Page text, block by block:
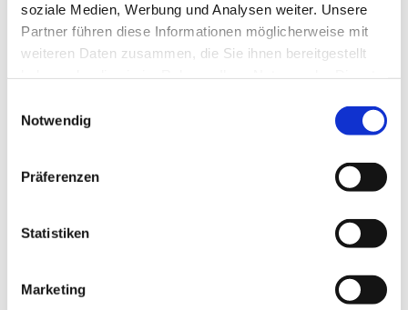
soziale Medien, Werbung und Analysen weiter. Unsere
Partner führen diese Informationen möglicherweise mit
weiteren Daten zusammen, die Sie ihnen bereitgestellt
Notwendig
Präferenzen
Statistiken
Marketing